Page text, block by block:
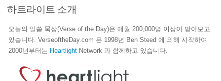
하트라이트 소개
오늘의 말씀 묵상(Verse of the Day)은 매월 200,000명 이상이 받아보고
있습니다. VerseoftheDay.com 은 1998년 Ben Steed 에 의해 시작하여
2000년부터는 Heartlight Network 과 함께하고 있습니다.